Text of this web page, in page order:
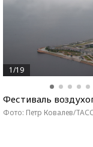
1/19
Фестиваль
Фото: Петр Ковалев/